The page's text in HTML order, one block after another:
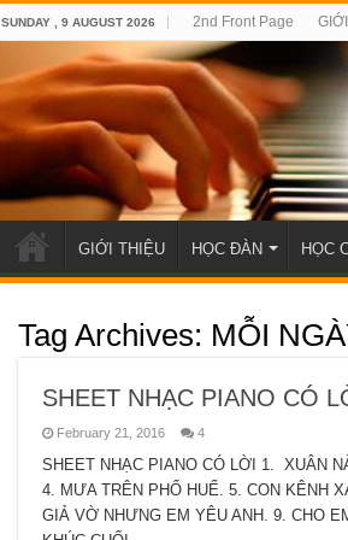
SUNDAY , 9 AUGUST 2026 2nd Front Page
GIỚI THIỆU HỌC ĐÀN HỌC
Tag Archives: MỖI
SHEET NHẠC PIANO CÓ
February 21, 2016 4
SHEET NHẠC PIANO CÓ LỜI 1. XUÂN
4. MƯA TRÊN PHỐ HUẾ. 5. CON KÊNH
GIẢ VỜ NHƯNG EM YÊU ANH. 9. CHO